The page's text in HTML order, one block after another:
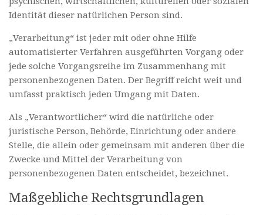
Identität dieser natürlichen Person sind.
„Verarbeitung“ ist jeder mit oder ohne Hilfe
automatisierter Verfahren ausgeführten Vorgang oder
jede solche Vorgangsreihe im Zusammenhang mit
personenbezogenen Daten. Der Begriff reicht weit und
umfasst praktisch jeden Umgang mit Daten.
Als „Verantwortlicher“ wird die natürliche oder
juristische Person, Behörde, Einrichtung oder andere
Stelle, die allein oder gemeinsam mit anderen über die
Zwecke und Mittel der Verarbeitung von
personenbezogenen Daten entscheidet, bezeichnet.
Maßgebliche Rechtsgrundlagen